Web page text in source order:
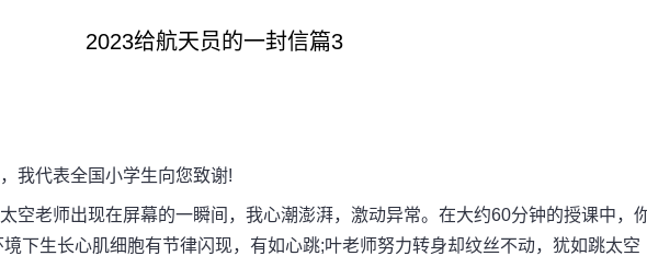
2023给航天员的一封信篇3
代表全国小学生向您致谢!
老师出现在屏幕的一瞬间，我心潮澎湃，激动异常。在大约60分钟的授课中，
下生长心肌细胞有节律闪现，有如心跳;叶老师努力转身却纹丝不动，犹如跳太空